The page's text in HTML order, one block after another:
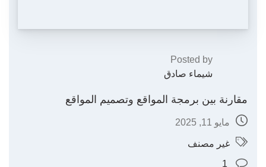
Posted by
شيماء صادق
مقارنة بين برمجة المواقع وتصميم المواقع
مايو 11, 2025
غير مصنف